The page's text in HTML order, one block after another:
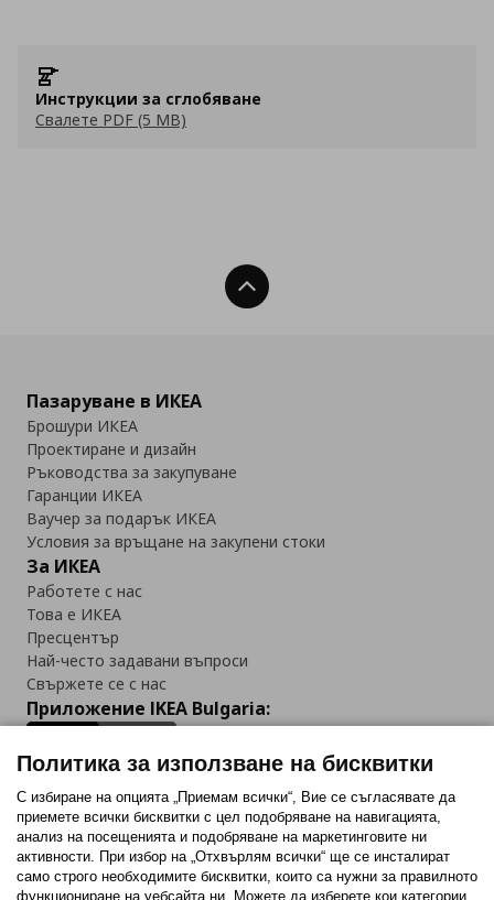
Инструкции за сглобяване
Свалете PDF (5 MB)
Нагоре
Пазаруване в ИКЕА
Брошури ИКЕА
Проектиране и дизайн
Ръководства за закупуване
Гаранции ИКЕА
Ваучер за подарък ИКЕА
Условия за връщане на закупени стоки
За ИКЕА
Работете с нас
Това е ИКЕА
Пресцентър
Най-често задавани въпроси
Свържете се с нас
Приложение IKEA Bulgaria:
Последвайте ни:
FacebookTwitterYoutubePinterestInstagram
Политика за използване на бисквитки
С избиране на опцията „Приемам всички“, Вие се съгласявате да
приемете всички бисквитки с цел подобряване на навигацията,
анализ на посещенията и подобряване на маркетинговите ни
активности. При избор на „Отхвърлям всички“ ще се инсталират
само строго необходимитe бисквитки, които са нужни за правилното
функциониране на уебсайта ни. Можете да изберете кои категории